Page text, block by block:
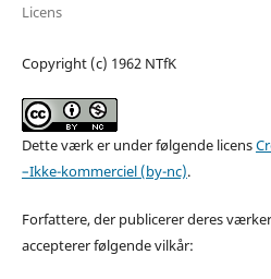
Licens
Copyright (c) 1962 NTfK
Dette værk er under følgende licens
–Ikke-kommerciel (by-nc).
Forfattere, der publicerer deres
accepterer følgende vilkår: